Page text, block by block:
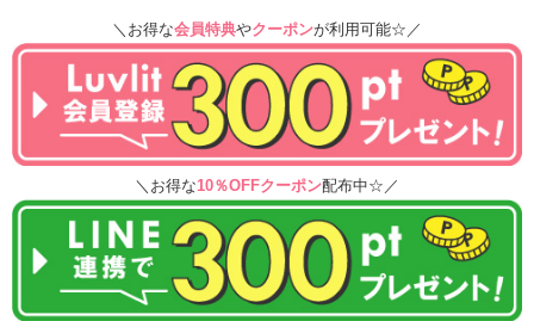
＼お得な会員特典やクーポンが利用可能☆／
＼お得な10％OFFクーポン配布中☆／